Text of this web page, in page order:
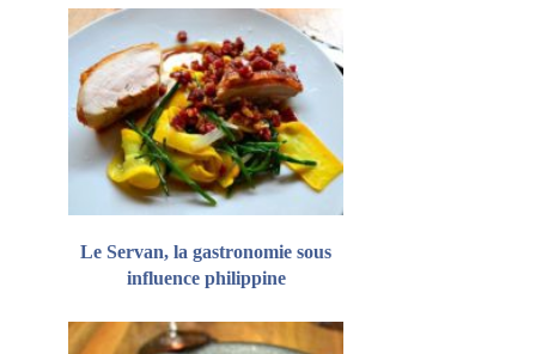
Le Servan, la gastronomie sous
influence philippine